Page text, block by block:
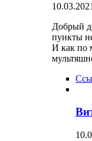
Добрый
пункты
И как по